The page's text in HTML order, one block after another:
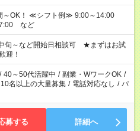
9:00～14:00
など
中旬～など開始日相談可 ★まずはお試
迎！
/ 40～50代活躍中 / 副業・WワークOK /
10名以上の大量募集 / 電話対応なし / パ
募する 詳細へ